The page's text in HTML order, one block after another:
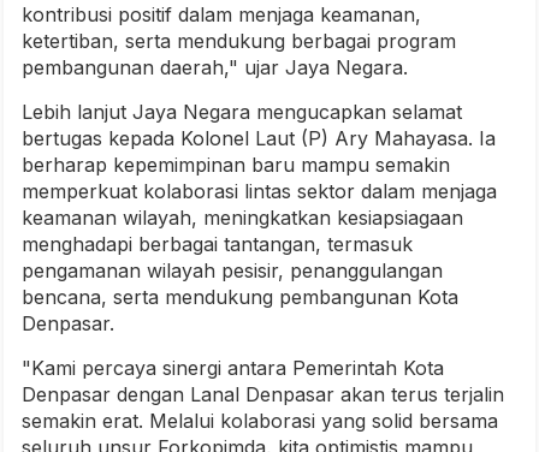
kontribusi positif dalam menjaga keamanan,
ketertiban, serta mendukung berbagai program
pembangunan daerah," ujar Jaya Negara.
Lebih lanjut Jaya Negara mengucapkan selamat
bertugas kepada Kolonel Laut (P) Ary Mahayasa. Ia
berharap kepemimpinan baru mampu semakin
memperkuat kolaborasi lintas sektor dalam menjaga
keamanan wilayah, meningkatkan kesiapsiagaan
menghadapi berbagai tantangan, termasuk
pengamanan wilayah pesisir, penanggulangan
bencana, serta mendukung pembangunan Kota
Denpasar.
"Kami percaya sinergi antara Pemerintah Kota
Denpasar dengan Lanal Denpasar akan terus terjalin
semakin erat. Melalui kolaborasi yang solid bersama
seluruh unsur Forkopimda, kita optimistis mampu